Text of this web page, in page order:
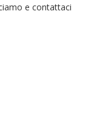
e contattaci